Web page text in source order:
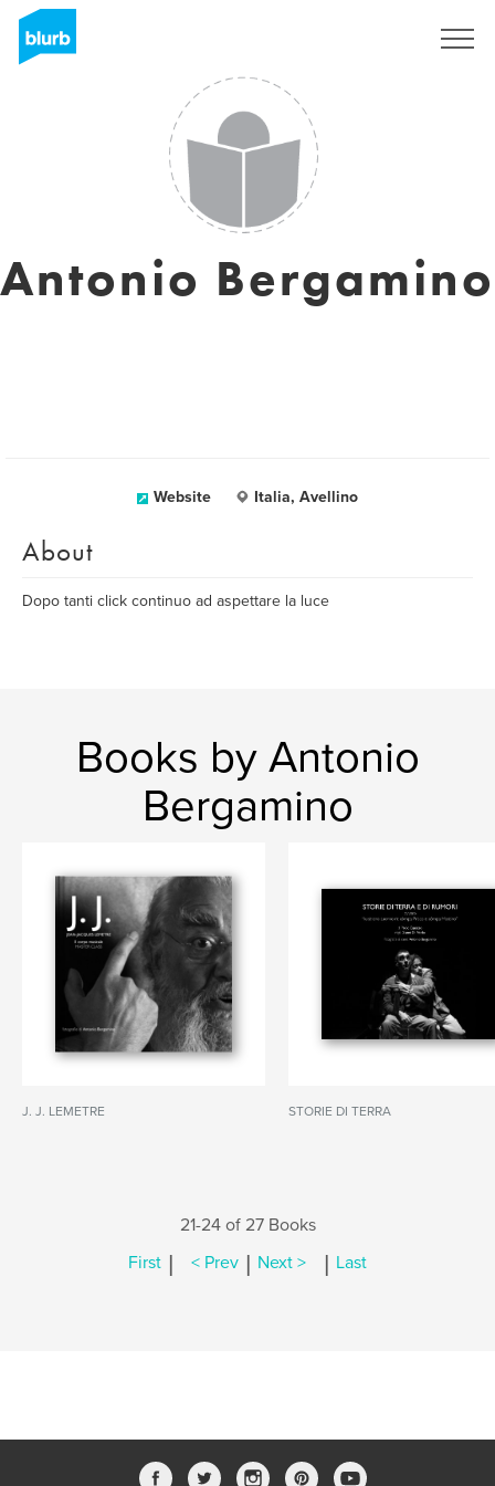
Antonio Bergamino
Website Italia, Avellino
About
Dopo tanti click continuo ad aspettare la luce
Books by Antonio
Bergamino
J. J. LEMETRE STORIE DI TERRA
21-24 of 27 Books
First | < Prev | Next > | Last